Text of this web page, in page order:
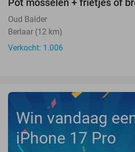
Oud Balder
Berlaar (12 km)
Verkocht: 1.006
Win vandaag
iPhone 17 Pro